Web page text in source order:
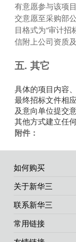
有意愿参与该项
交意愿至采购部
目格式为“审计
信附上公司资质
五. 其它
具体的项目内容
最终招标文件相
及意向单位提交
其他方式建立任
附件：
如何购买
关于新华三
联系新华三
常用链接